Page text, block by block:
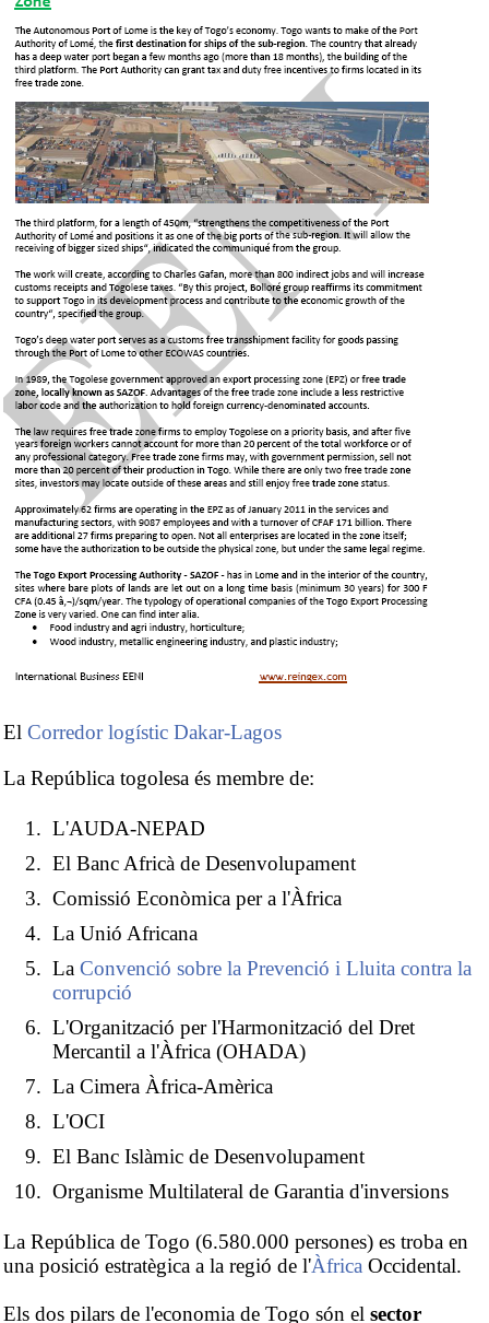
El Corredor logístic Dakar-Lagos
La República togolesa és membre de:
L'AUDA-NEPAD
El Banc Africà de Desenvolupament
Comissió Econòmica per a l'Àfrica
La Unió Africana
La Convenció sobre la Prevenció i Lluita contra la
corrupció
L'Organització per l'Harmonització del Dret
Mercantil a l'Àfrica (OHADA)
La Cimera Àfrica-Amèrica
L'OCI
El Banc Islàmic de Desenvolupament
Organisme Multilateral de Garantia d'inversions
La República de Togo (6.580.000 persones) es troba en
una posició estratègica a la regió de l'Àfrica Occidental.
Els dos pilars de l'economia de Togo són el sector